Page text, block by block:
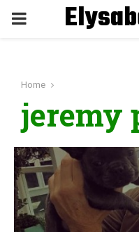
P
M
A
R
Home
jeremy